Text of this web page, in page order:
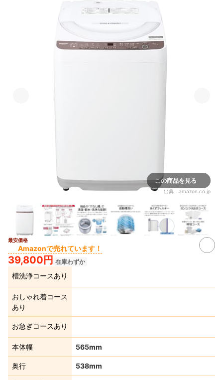
この商品を見る
出典： amazon.co.jp
最安価格
Amazonで売れています！
39,800円 在庫わずか
槽洗浄コースあり
おしゃれ着コース
あり
お急ぎコースあり
本体幅 565mm
奥行 538mm